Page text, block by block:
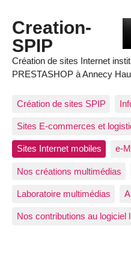
Creation-
SPIP
Création de sites Internet
PRESTASHOP à Annecy
Création de sites SPIP
Sites E-commerces et
Sites Internet mobiles e-
Nos créations multimédias
Laboratoire multimédias
Nos contributions au logiciel